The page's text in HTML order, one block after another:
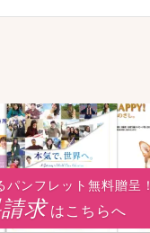
パンフレット無料贈呈！
求 はこちらへ